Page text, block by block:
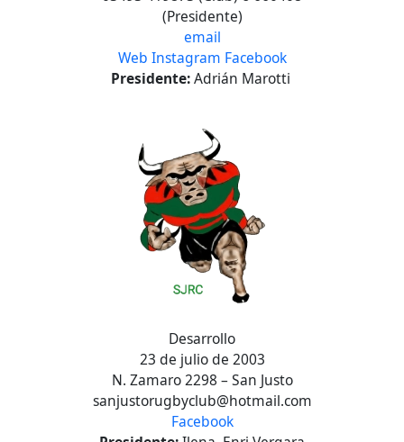
(Presidente)
email
Web Instagram Facebook
Presidente:Adrián Marotti
Desarrollo
23 de julio de 2003
N. Zamaro 2298 – San Justo
sanjustorugbyclub@hotmail.com
Facebook